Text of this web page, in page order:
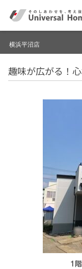
ユニバーサルホ
モデルハウス 検
シミュレー ショ
キャンペーン・
横浜平沼店
ブログ
趣味が広がる！
1